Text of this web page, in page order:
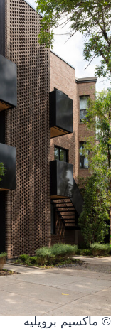
© ماكسيم برويليه